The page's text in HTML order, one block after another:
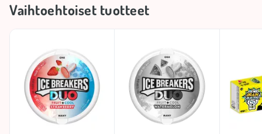
Vaihtoehtoiset tuotteet